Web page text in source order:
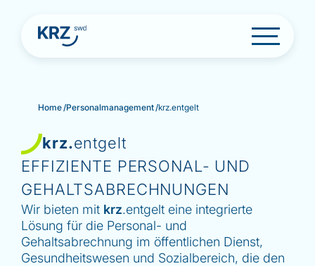
Home/Personalmanagement/krz.entgelt
krz.entgelt
EFFIZIENTE PERSONAL- UND
GEHALTSABRECHNUNGEN
Wir bieten mit krz.entgelt eine integrierte
Lösung für die Personal- und
Gehaltsabrechnung im öffentlichen Dienst,
Gesundheitswesen und Sozialbereich, die den